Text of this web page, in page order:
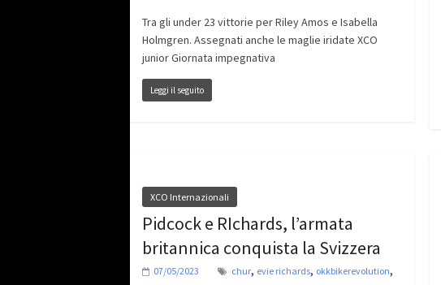
Tra gli under 23 vittorie per Riley Amos e Isabella
Holmgren. Assegnati anche le maglie iridate XCO
junior Giornata impegnativa
Leggi il seguito
XCO Internazionali
Pidcock e RIchards, l’armata
britannica conquista la Svizzera
07/05/2023 chur, evie richards, okkbikerevolution,